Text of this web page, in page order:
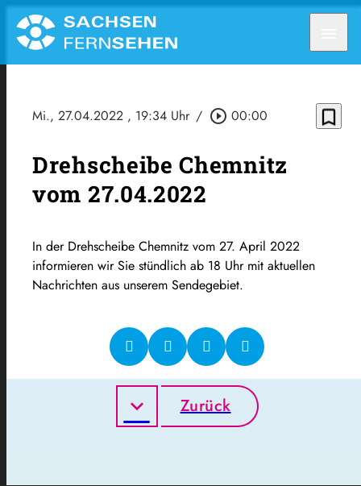
Mi., 27.04.2022 , 19:34 Uhr / play_circle_outline 00:00 bookmark_border
Drehscheibe Chemnitz
vom 27.04.2022
In der Drehscheibe Chemnitz vom 27. April 2022
informieren wir Sie stündlich ab 18 Uhr mit aktuellen
Nachrichten aus unserem Sendegebiet.
Zurück